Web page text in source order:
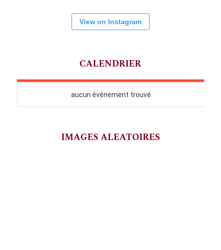
View on Instagram
CALENDRIER
IMAGES ALEATOIRES